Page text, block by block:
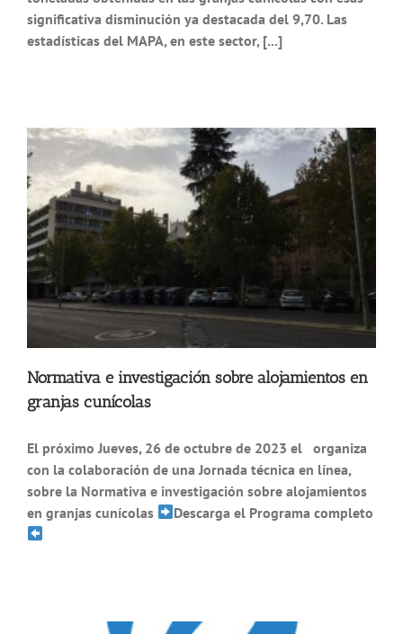
significativa disminución ya destacada del 9,70. Las
estadísticas del MAPA, en este sector, [...]
Normativa e investigación sobre alojamientos en
granjas cunícolas
El próximo Jueves, 26 de octubre de 2023 el organiza
con la colaboración de una Jornada técnica en línea,
sobre la Normativa e investigación sobre alojamientos
en granjas cunícolas
Descarga el Programa completo